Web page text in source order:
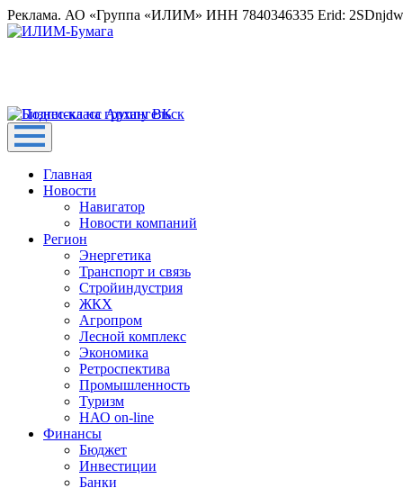
Реклама. АО «Группа «ИЛИМ» ИНН 7840346335 Erid:
Главная
Новости
Навигатор
Новости компаний
Регион
Энергетика
Транспорт и связь
Стройиндустрия
ЖКХ
Агропром
Лесной комплекс
Экономика
Ретроспектива
Промышленность
Туризм
НАО on-line
Финансы
Бюджет
Инвестиции
Банки